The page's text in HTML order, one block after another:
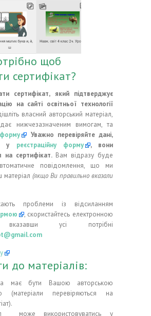
щоб
сертифікат?
сертифікат, який підтверджує
на сайті освітньої технології
власний авторський матеріал,
нижчезазначеним вимогам, та
форму
Уважно перевіряйте дані,
у реєстраційну форму
, вони
на сертифікат. Вам відразу буде
повідомлення, що ми
(якщо Ви правильно вказали
проблеми із відсиланням
, скористайтесь електронною
вказавши усі потрібні
до матеріалів:
має бути Вашою авторською
(матеріали перевіряються на
може використовуватись у